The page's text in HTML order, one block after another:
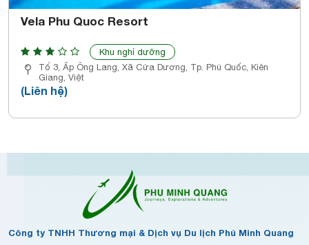
Vela Phu Quoc Resort
Khu nghỉ dưỡng
Tổ 3, Ấp Ông Lang, Xã Cửa Dương, Tp. Phú Quốc, Kiên
Giang, Việt
(Liên hệ)
Công ty TNHH Thương mại & Dịch vụ Du lịch Phú Minh Quang